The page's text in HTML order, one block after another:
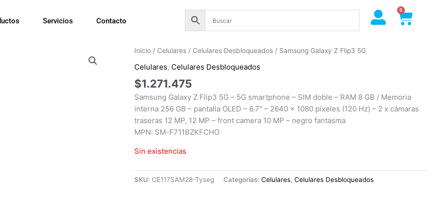
Servicios Contacto
0
Cart
Inicio / Celulares / Celulares Desbloqueados / Samsung Galaxy Z Flip3 5G
Celulares, Celulares Desbloqueados
$1.271.475
Samsung Galaxy Z Flip3 5G – 5G smartphone – SIM doble – RAM 8 GB / Memoria
interna 256 GB – pantalla OLED – 6.7″ – 2640 x 1080 píxeles (120 Hz) – 2 x cámaras
traseras 12 MP, 12 MP – front camera 10 MP – negro fantasma
MPN: SM-F711BZKFCHO
Sin existencias
SKU: CE117SAM28-Tyseg Categorías:Celulares,Celulares Desbloqueados